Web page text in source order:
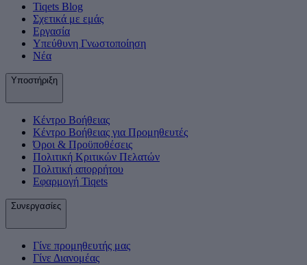
Tiqets Βlog
Σχετικά με εμάς
Εργασία
Υπεύθυνη Γνωστοποίηση
Νέα
Υποστήριξη
Κέντρο Βοήθειας
Κέντρο Βοήθειας για Προμηθευτές
Όροι & Προϋποθέσεις
Πολιτική Κριτικών Πελατών
Πολιτική απορρήτου
Εφαρμογή Tiqets
Συνεργασίες
Γίνε προμηθευτής μας
Γίνε Διανομέας